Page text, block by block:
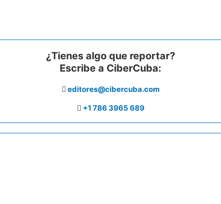
¿Tienes algo que reportar?
Escribe a CiberCuba:
editores@cibercuba.com
+1 786 3965 689